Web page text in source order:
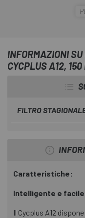
Progettato per
semplicità d'uso
INFORMAZIONI
CYCPLUS A12, 150
FILTRO
Caratteristiche:
Intelligente e
Il Cycplus A12